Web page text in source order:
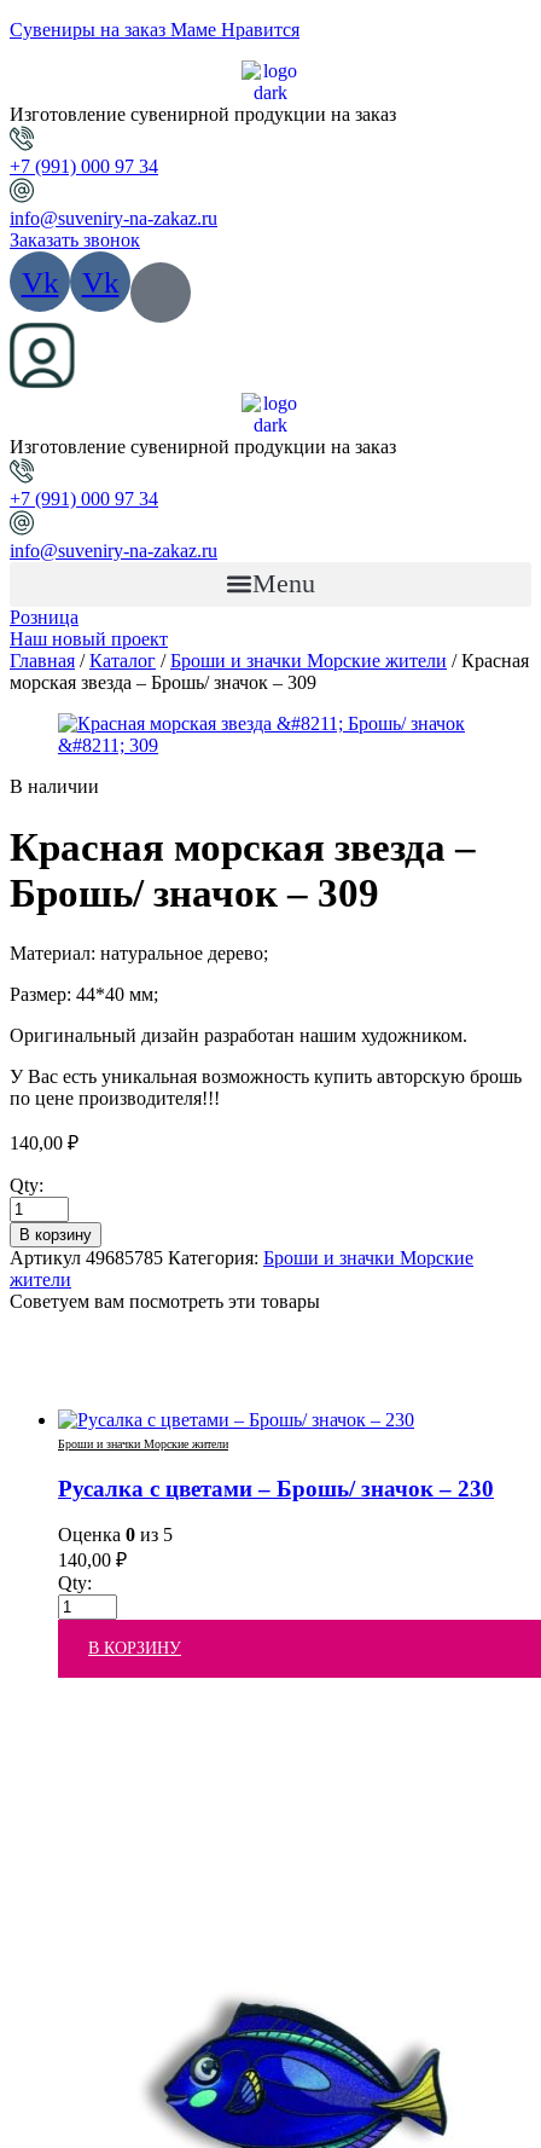
Сувениры на заказ Маме Нравится
Изготовление сувенирной продукции на заказ
+7 (991) 000 97 34
info@suveniry-na-zakaz.ru
Заказать звонок
Vk Vk
Изготовление сувенирной продукции на заказ
+7 (991) 000 97 34
info@suveniry-na-zakaz.ru
Menu
Розница
Наш новый проект
Главная /Каталог /Броши и значки Морские жители / Красная
морская звезда – Брошь/ значок – 309
В наличии
Красная морская звезда –
Брошь/ значок – 309
Материал: натуральное дерево;
Размер: 44*40 мм;
Оригинальный дизайн разработан нашим художником.
У Вас есть уникальная возможность купить авторскую брошь
по цене производителя!!!
140,00 ₽
Qty:
В корзину
Артикул 49685785 Категория: Броши и значки Морские
жители
Советуем вам посмотреть эти товары
Броши и значки Морские жители
Русалка с цветами – Брошь/ значок – 230
Оценка 0 из 5
140,00 ₽
Qty:
В КОРЗИНУ